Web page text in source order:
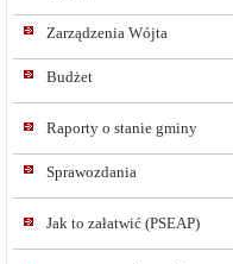
Zarządzenia Wójta
Budżet
Raporty o stanie gminy
Sprawozdania
Jak to załatwić (PSEAP)